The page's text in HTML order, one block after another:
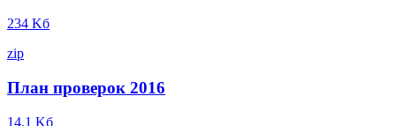
234 Kб
zip
План проверок 2016
14.1 Kб